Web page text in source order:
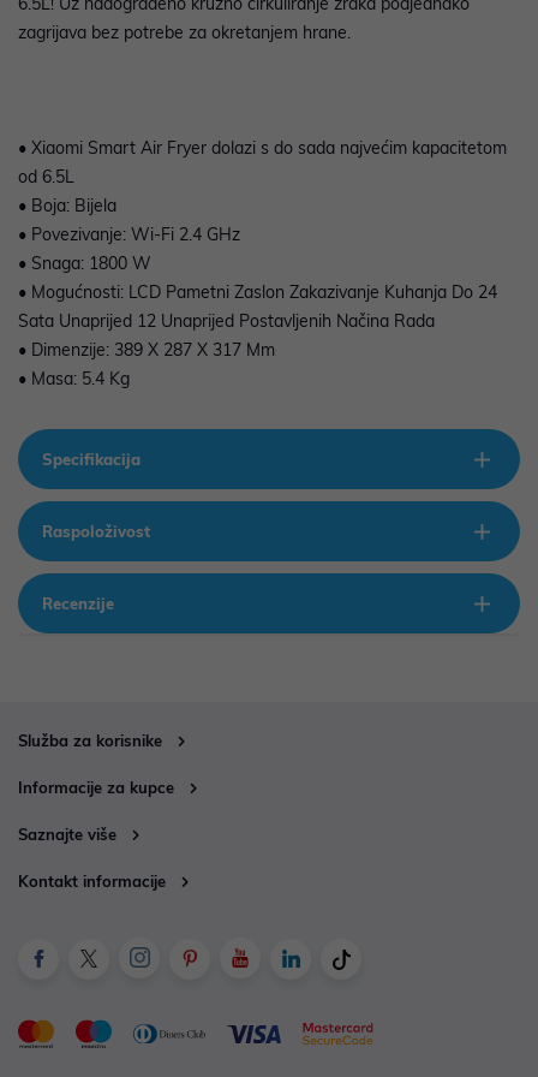
zagrijava bez potrebe za okretanjem hrane.
• Xiaomi Smart Air Fryer dolazi s do sada najvećim kapacitetom
od 6.5L
• Boja: Bijela
• Povezivanje: Wi-Fi 2.4 GHz
• Snaga: 1800 W
• Mogućnosti: LCD Pametni Zaslon Zakazivanje Kuhanja Do 24
Sata Unaprijed 12 Unaprijed Postavljenih Načina Rada
• Dimenzije: 389 X 287 X 317 Mm
• Masa: 5.4 Kg
Specifikacija
Raspoloživost
Recenzije
Služba za korisnike
Informacije za kupce
Saznajte više
Kontakt informacije